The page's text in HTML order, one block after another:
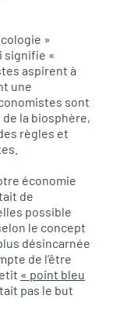
»
signifie «
aspirent à
une
sont
la biosphère,
règles et
économie
de
possible
le concept
désincarnée
de l’être
« point bleu
pas le but